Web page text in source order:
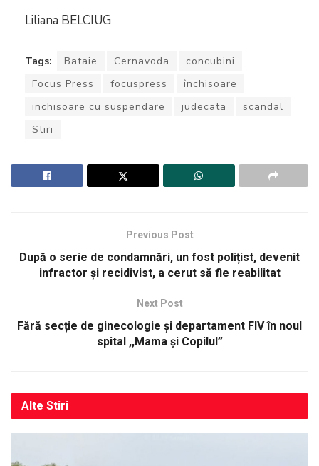
Liliana BELCIUG
Tags: Bataie Cernavoda
concubini
Focus Press
focuspress
închisoare
inchisoare cu suspendare
judecata
scandal
Stiri
Previous Post
După o serie de condamnări, un fost polițist, devenit
infractor și recidivist, a cerut să fie reabilitat
Next Post
Fără secție de ginecologie și departament FIV în noul
spital ,,Mama și Copilul”
Alte Stiri